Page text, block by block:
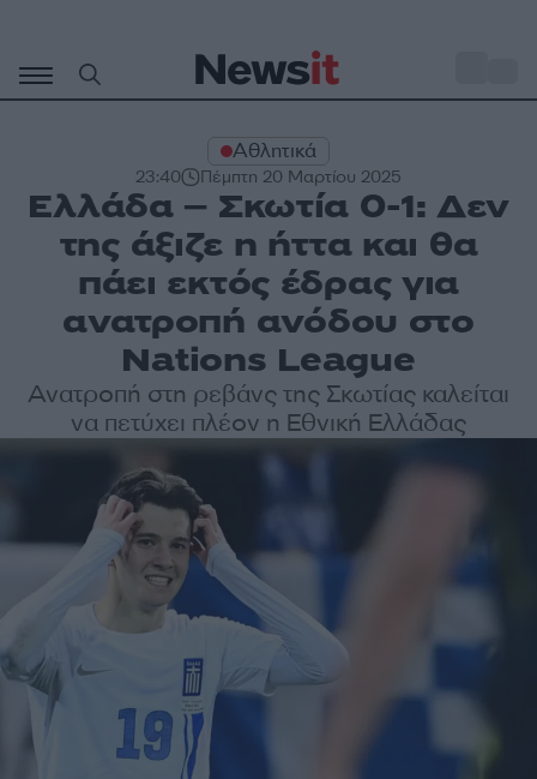
περιεχόμενο
Αθλητικά
23:40 Πέμπτη 20 Μαρτίου 2025
Ελλάδα – Σκωτία 0-1: Δεν
της άξιζε η ήττα και θα
πάει εκτός έδρας για
ανατροπή ανόδου στο
Nations League
Ανατροπή στη ρεβάνς της Σκωτίας καλείται
να πετύχει πλέον η Εθνική Ελλάδας